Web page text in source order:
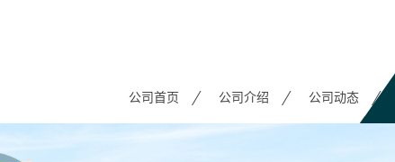
公司首页 公司介绍 公司动态